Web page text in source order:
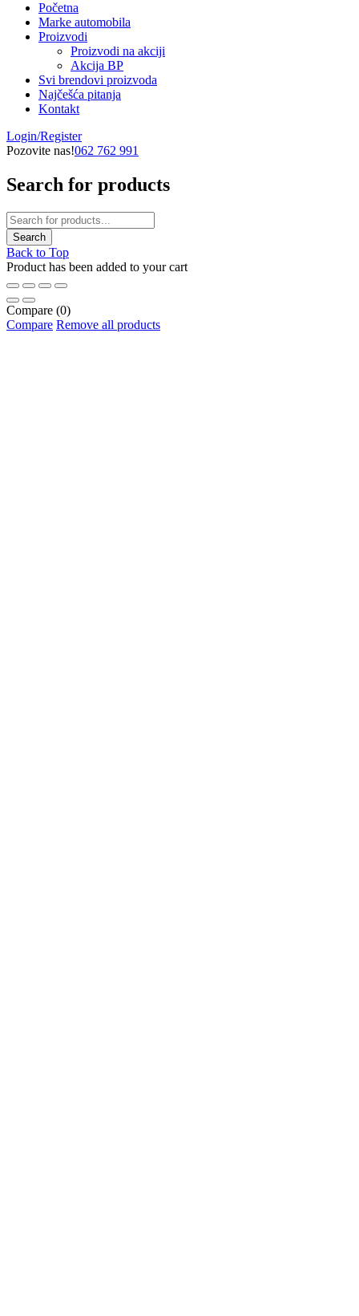
Početna
Marke automobila
Proizvodi
Proizvodi na akciji
Akcija BP
Svi brendovi proizvoda
Najčešća pitanja
Kontakt
Login/Register
Pozovite nas!062 762 991
Search for products
Back to Top
Product has been added to your cart
Compare (0)
Compare Remove all products